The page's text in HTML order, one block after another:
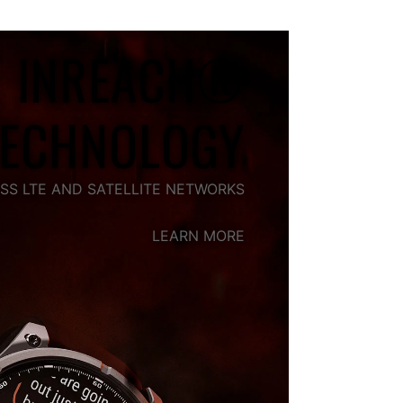
INREACH®
LTE AND SATELLITE NETWORKS
LEARN MORE